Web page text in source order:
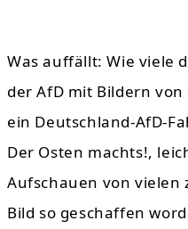
Was auffällt: Wie viele
der AfD mit Bildern
ein Deutschland-AfD-
Der Osten machts!,
Aufschauen von vielen
Bild so geschaffen